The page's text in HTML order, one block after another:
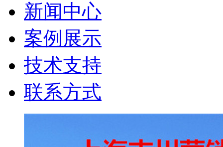
新闻中心
案例展示
技术支持
联系方式